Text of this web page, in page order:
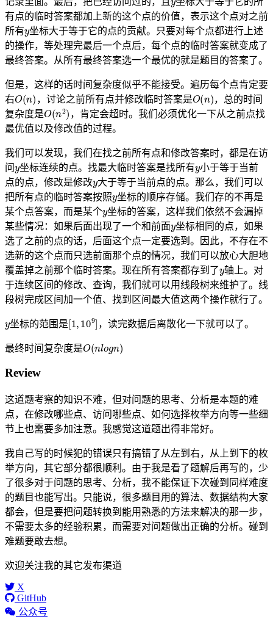
有点的临时答案都加上新的这个点的价值，表示这个点对之前
所有 坐标大于等于它的点的贡献。只要对每个点都进行上述
的操作，等处理完最后一个点后，每个点的临时答案就变成了
最终答案。从所有最终答案选一个最优的就是题目的答案了。
但是，这样的话时间复杂度似乎不能接受。遍历每个点肯定要
右 O (n ) ，讨论之前所有点并修改临时答案是 O(n ) ，总的时间
复杂度是 O (n 2) ，肯定会超时。我们必须优化一下从之前点找
最优值以及修改值的过程。
我们可以发现，我们在找之前所有点和修改答案时，都是在访
问
坐标连续的点。找最大临时答案是找所有 小于等于当前
点的点，修改是修改 大于等于当前点的点。那么，我们可以
把所有点的临时答案按照 坐标的顺序存储。我们存的不再是
某个点答案，而是某个 坐标的答案，这样我们依然不会漏掉
某些情况：如果后面出现了一个和前面 坐标相同的点，如果
选了之前的点的话，后面这个点一定要选到。因此，不存在不
选新的这个点而只选前面那个点的情况，我们可以放心大胆地
覆盖掉之前那个临时答案。现在所有答案都存到了 y轴上。对
于连续区间的修改、查询，我们就可以用线段树来维护了。线
段树完成区间加一个值、找到区间最大值这两个操作就行了。
坐标的范围是[1 109] ，读完数据后离散化一下就可以了。
最终时间复杂度是O(n lo )
Review
这道题考察的知识不难，但对问题的思考、分析是本题的难
点，在修改哪些点、访问哪些点、如何选择枚举方向等一些细
节上也需要多加注意。我感觉这道题出得非常好。
我自己写的时候犯的错误只有搞错了从左到右，从上到下的枚
举方向，其它部分都很顺利。由于我是看了题解后再写的，少
了很多对于问题的思考、分析，我不能保证下次碰到同样难度
的题目也能写出。只能说，很多题目用的算法、数据结构大家
都会，但是要把问题转换到能用熟悉的方法来解决的那一步，
不需要太多的经验积累，而需要对问题做出正确的分析。碰到
难题要敢去想。
欢迎关注我的其它发布渠道
X
GitHub
公众号